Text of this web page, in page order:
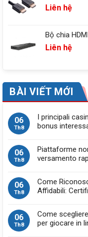
Liên hệ
Bộ chia
Liên hệ
BÀI VIẾT MỚI
06
Th8
I principali
bonus
06
Th8
Piattaforme
versamento
06
Th8
Come
Affidabili:
06
Th8
Come
per giocare in